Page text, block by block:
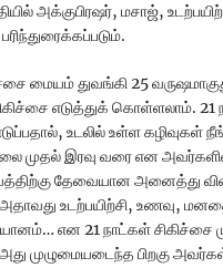
அக்குபிரஷர், மசாஜ்,
மையம் துவங்கி 25
எடுத்துக் கொள்ளலாம். 21
உடலில் உள்ள கழிவுகள்
முதல் இரவு வரை என
தேவையான அனைத்து
உடற்பயிற்சி, உணவு,
என 21 நாட்கள் சிகிச்சை
முழுமையடைந்த பிறகு அவர்கள்